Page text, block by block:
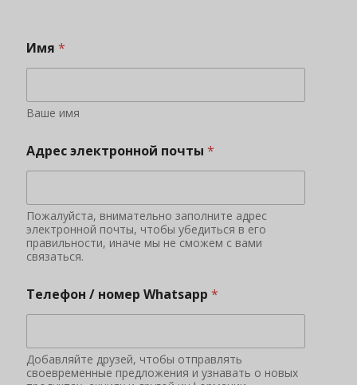
Имя *
Ваше имя
Адрес электронной почты *
Пожалуйста, внимательно заполните адрес
электронной почты, чтобы убедиться в его
правильности, иначе мы не сможем с вами
связаться.
Телефон / номер Whatsapp *
Добавляйте друзей, чтобы отправлять
своевременные предложения и узнавать о новых